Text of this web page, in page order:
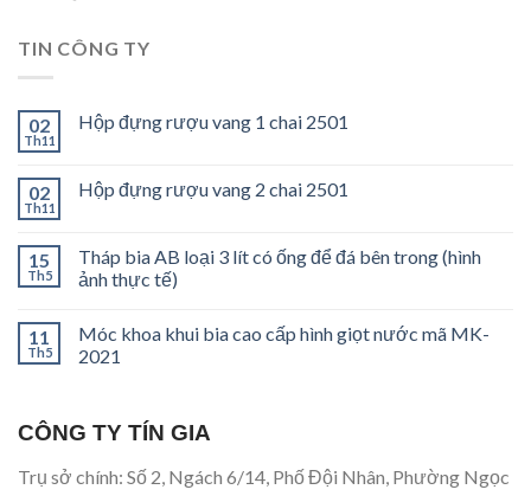
TIN CÔNG TY
02
Th11
Hộp đựng rượu vang 1 chai 2501
02
Th11
Hộp đựng rượu vang 2 chai 2501
15
Th5
Tháp bia AB loại 3 lít có ống để đá bên trong (hình
ảnh thực tế)
11
Th5
Móc khoa khui bia cao cấp hình giọt nước mã MK-
2021
CÔNG TY TÍN GIA
Trụ sở chính: Số 2, Ngách 6/14, Phố Đội Nhân, Phường Ngọc